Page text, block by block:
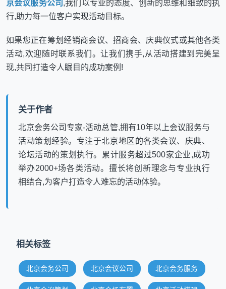
京会议服务公司 ,我们以专业的态度、创新的思维和细致的执
行,助力每一位客户实现活动目标。
如果您正在筹划经销商会议、招商会、庆典仪式或其他各类
活动,欢迎随时联系我们。让我们携手,从活动搭建到完美呈
现,共同打造令人瞩目的成功案例!
关于作者
北京会务公司专家-活动总管,拥有10年以上会议服务与
活动策划经验。专注于北京地区的各类会议、庆典、
论坛活动的策划执行。累计服务超过500家企业,成功
举办2000+场各类活动。擅长将创新理念与专业执行
相结合,为客户打造令人难忘的活动体验。
相关标签
北京会务公司 北京会议公司 北京会务服务